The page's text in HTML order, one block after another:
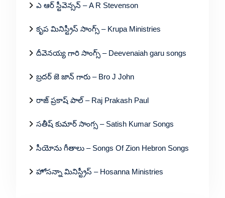
ఎ ఆర్ స్టీవెన్సన్ – A R Stevenson
కృప మినిస్ట్రీస్ సాంగ్స్ – Krupa Ministries
దీవెనయ్య గారి సాంగ్స్ – Deevenaiah garu songs
బ్రదర్ జె జాన్ గారు – Bro J John
రాజ్ ప్రకాష్ పాల్ – Raj Prakash Paul
సతీష్ కుమార్ సాంగ్స – Satish Kumar Songs
సీయోను గీతాలు – Songs Of Zion Hebron Songs
హోసన్నా మినిస్ట్రీస్ – Hosanna Ministries